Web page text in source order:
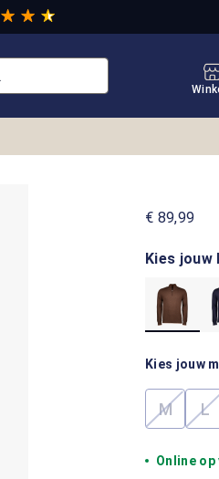
€ 89,99
Kies jouw
Kies jouw
M(DezeL
Online